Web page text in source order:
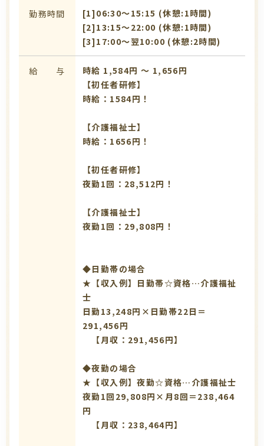
勤務時間
[1]06:30〜15:15 (休憩:1時間)
[2]13:15〜22:00 (休憩:1時間)
[3]17:00〜翌10:00 (休憩:2時間)
給 与
時給 1,584円 〜 1,656円
【初任者研修】
時給：1584円！
【介護福祉士】
時給：1656円！
【初任者研修】
夜勤1回：28,512円！
【介護福祉士】
夜勤1回：29,808円！
◆日勤帯の場合
★【収入例】日勤帯☆資格…介護福祉
士
日勤13,248円×日勤帯22日＝
291,456円
【月収：291,456円】
◆夜勤の場合
★【収入例】夜勤☆資格…介護福祉士
夜勤1回29,808円×月8回＝238,464
円
【月収：238,464円】